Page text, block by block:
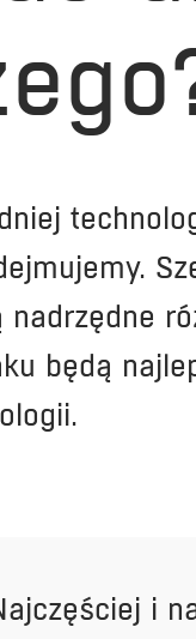
nadrzędne
będą
i